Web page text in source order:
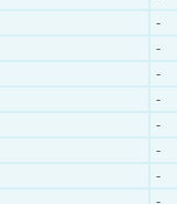
-
-
-
-
-
-
-